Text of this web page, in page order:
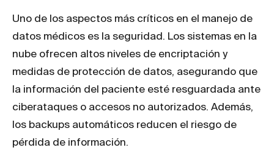
Uno de los aspectos más críticos en el manejo de
datos médicos es la seguridad. Los sistemas en la
nube ofrecen altos niveles de encriptación y
medidas de protección de datos, asegurando que
la información del paciente esté resguardada ante
ciberataques o accesos no autorizados. Además,
los backups automáticos reducen el riesgo de
pérdida de información.